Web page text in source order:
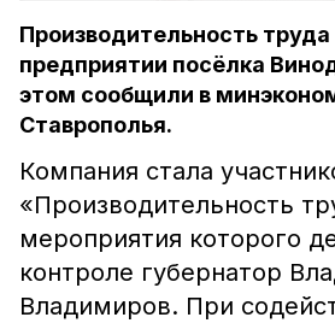
Производительность
предприятии посёлка
этом сообщили в
Ставрополья.
Компания стала
«Производительность
мероприятия которого
контроле губернатор
Владимиров. При